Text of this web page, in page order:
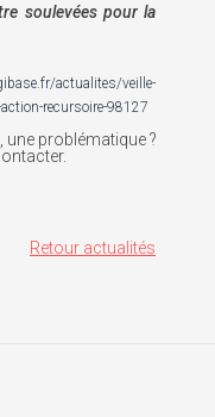
soulevées pour la
actualites/veille-
recursoire-98127
une problématique ?
Retour actualités